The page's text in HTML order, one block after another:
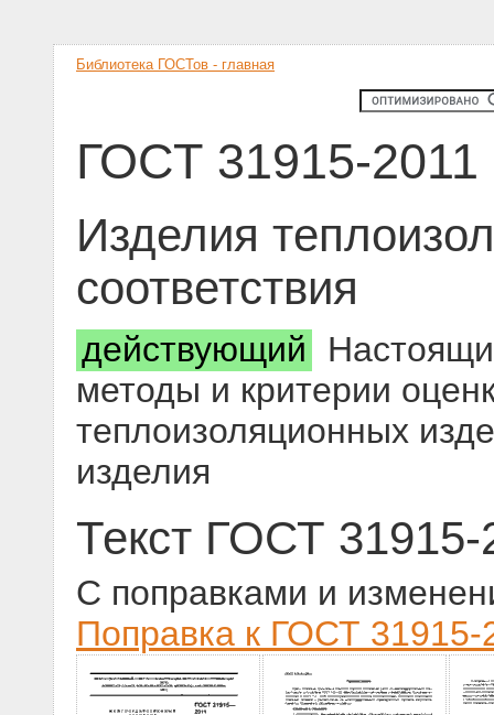
Библиотека ГОСТов - главная
ГОСТ 31915-2011
Изделия
соответствия
действующий
методы и критерии
теплоизоляционных
изделия
Текст ГОСТ 31915-
С поправками и
Поправка к ГОСТ 31915-